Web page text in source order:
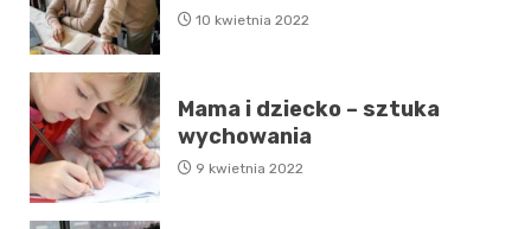
10 kwietnia 2022
Mama i dziecko – sztuka
wychowania
9 kwietnia 2022